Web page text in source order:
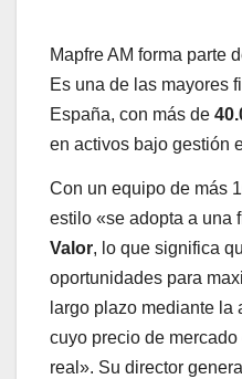
Mapfre AM forma parte
Es una de las mayores
España, con más de
en activos bajo gestión
Con un equipo de más
estilo «se adopta a una
Valor, lo que significa
oportunidades para
largo plazo mediante la
cuyo precio de
real». Su director